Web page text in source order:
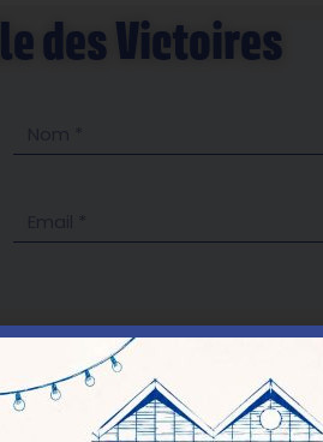
des Victoires